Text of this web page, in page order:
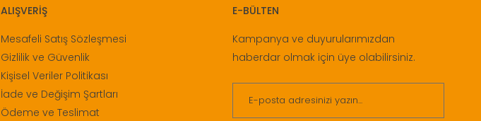
ALIŞVERİŞ
Mesafeli Satış Sözleşmesi
Gizlilik ve Güvenlik
Kişisel Veriler Politikası
İade ve Değişim Şartları
Ödeme ve Teslimat
E-BÜLTEN
Kampanya ve duyurularımızdan
haberdar olmak için üye olabilirsiniz.